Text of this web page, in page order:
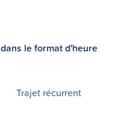
dans le format d'heure
Trajet récurrent